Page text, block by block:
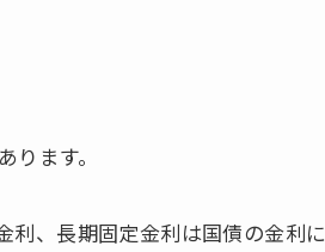
ます。
利、長期固定金利は国債の金利に